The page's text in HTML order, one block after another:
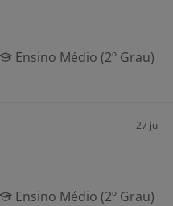
Ensino Médio (2º Grau)
27 jul
Ensino Médio (2º Grau)